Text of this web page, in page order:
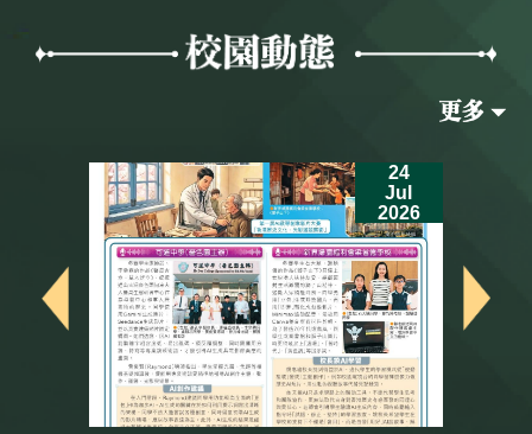
24
Jul
2026